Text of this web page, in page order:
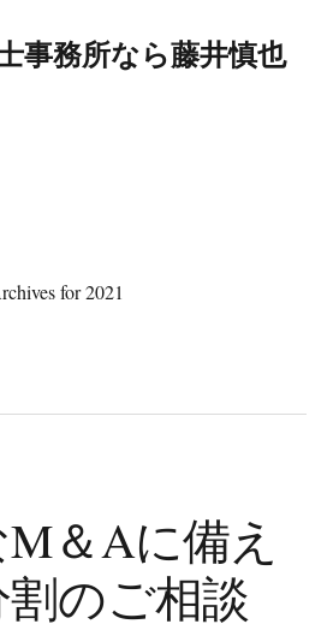
事務所なら藤井慎也
for 2021
＆Aに備え
のご相談